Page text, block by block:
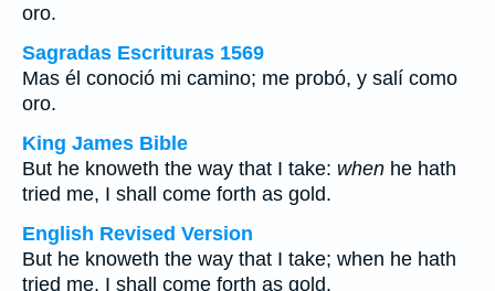
oro.
Sagradas Escrituras 1569
Mas él conoció mi camino; me probó, y salí como
oro.
King James Bible
But he knoweth the way that I take: when he hath
tried me, I shall come forth as gold.
English Revised Version
But he knoweth the way that I take; when he hath
tried me, I shall come forth as gold.